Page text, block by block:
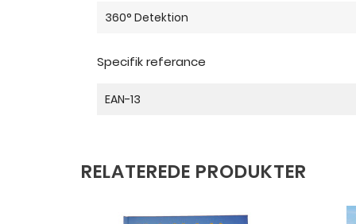
360° Detektion
Specifik referance
EAN-13
RELATEREDE PRODUKTER